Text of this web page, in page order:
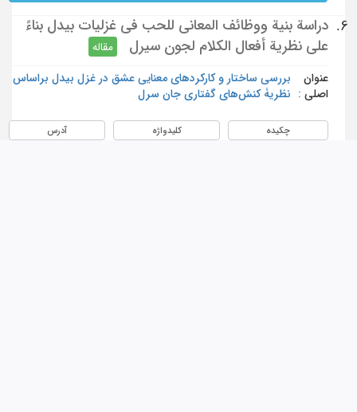
6.
دراسة بنية ووظائف المعاني للحب في غزليات بيدل بناءً
على نظرية أفعال الكلام لجون سيرل
مقاله
عنوان
اصلی :
بررسی ساختار و کارکردهای معنایی عشق در غزل بیدل براساس
نظریۀ کنش‌های گفتاری جان سرل
چکیده کلیدواژه آدرس